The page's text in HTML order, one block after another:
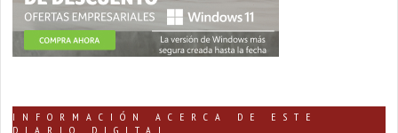
INFORMACIÓN ACERCA DE ESTE
DIARIO DIGITAL